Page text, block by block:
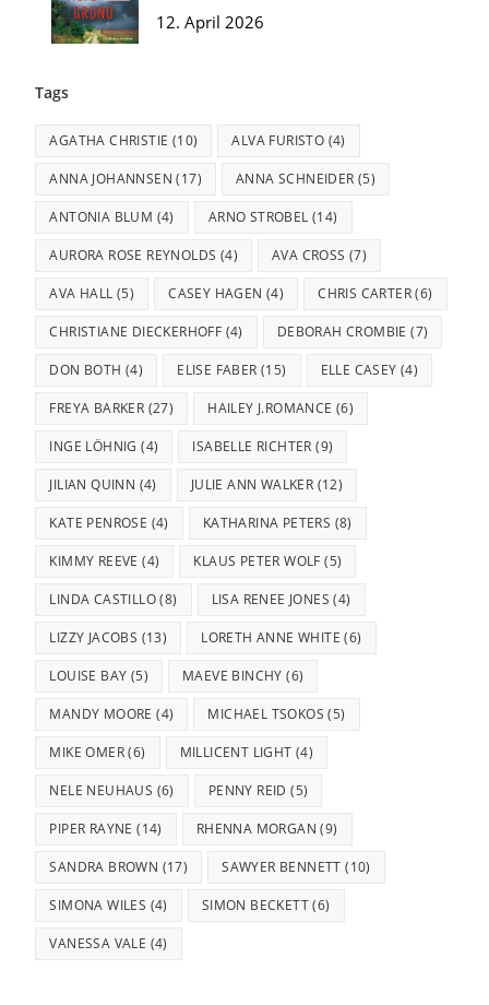
12. April 2026
Tags
AGATHA CHRISTIE (10) ALVA FURISTO (4)
ANNA JOHANNSEN (17) ANNA SCHNEIDER (5)
ANTONIA BLUM (4) ARNO STROBEL (14)
AURORA ROSE REYNOLDS (4) AVA CROSS (7)
AVA HALL (5) CASEY HAGEN (4) CHRIS CARTER(6)
CHRISTIANE DIECKERHOFF (4) DEBORAH CROMBIE (7)
DON BOTH (4) ELISE FABER (15) ELLE CASEY (4)
FREYA BARKER (27) HAILEY J.ROMANCE (6)
INGE LÖHNIG (4) ISABELLE RICHTER (9)
JILIAN QUINN (4) JULIE ANN WALKER (12)
KATE PENROSE (4) KATHARINA PETERS (8)
KIMMY REEVE (4) KLAUS PETER WOLF (5)
LINDA CASTILLO(8) LISA RENEE JONES (4)
LIZZY JACOBS (13) LORETH ANNE WHITE (6)
LOUISE BAY (5) MAEVE BINCHY (6)
MANDY MOORE (4) MICHAEL TSOKOS (5)
MIKE OMER(6) MILLICENT LIGHT (4)
NELE NEUHAUS (6) PENNY REID (5)
PIPER RAYNE (14) RHENNA MORGAN (9)
SANDRA BROWN (17) SAWYER BENNETT (10)
SIMONA WILES (4) SIMON BECKETT(6)
VANESSA VALE (4)